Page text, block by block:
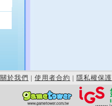
關於我們 | 使用者合約 | 隱私權保護